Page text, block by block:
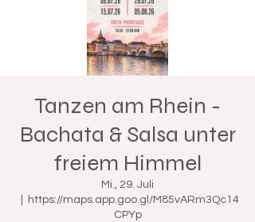
Tanzen am Rhein -
Bachata & Salsa unter
freiem Himmel
Mi., 29. Juli
https://maps.app.goo.gl/M85vARm3Qc14
CPYp